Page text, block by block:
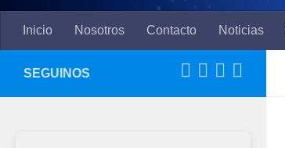
Inicio Nosotros Contacto Noticias
SEGUINOS